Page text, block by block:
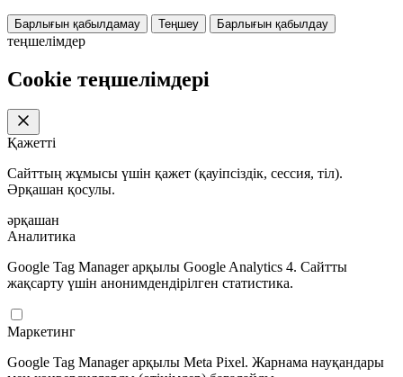
Барлығын қабылдамау Теңшеу Барлығын қабылдау
теңшелімдер
Cookie теңшелімдері
Қажетті
Сайттың жұмысы үшін қажет (қауіпсіздік, сессия, тіл).
Әрқашан қосулы.
әрқашан
Аналитика
Google Tag Manager арқылы Google Analytics 4. Сайтты
жақсарту үшін анонимдендірілген статистика.
Маркетинг
Google Tag Manager арқылы Meta Pixel. Жарнама науқандары